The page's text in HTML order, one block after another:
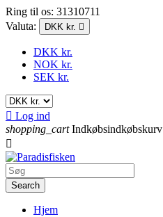
Ring til os: 31310711
Valuta:
DKK kr. 
DKK kr.
NOK kr.
SEK kr.
 Log ind
shopping_cart Indkøbsindkøbskurv

Search
Hjem